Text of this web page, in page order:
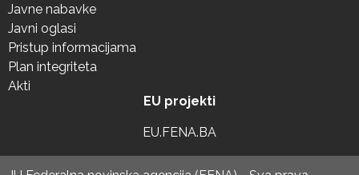
Javne nabavke
Javni oglasi
Pristup informacijama
Plan integriteta
Akti
EU projekti
EU.FENA.BA